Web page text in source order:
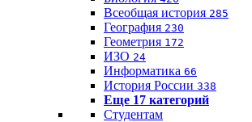
Всеобщая история 285
География 230
Геометрия 172
ИЗО 24
Информатика 66
История России 338
Еще 17 категорий
Студентам